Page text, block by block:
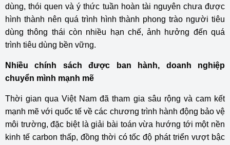
dùng, thói quen và ý thức tuần hoàn tài nguyên chưa được
hình thành nên quá trình hình thành phong trào người tiêu
dùng thông thái còn nhiều hạn chế, ảnh hưởng đến quá
trình tiêu dùng bền vững.
Nhiều chính sách được ban hành, doanh nghiệp
chuyển mình mạnh mẽ
Thời gian qua Việt Nam đã tham gia sâu rộng và cam kết
mạnh mẽ với quốc tế về các chương trình hành động bảo vệ
môi trường, đặc biệt là giải bài toán vừa hướng tới một nền
kinh tế carbon thấp, đồng thời có tốc độ phát triển vượt bậc